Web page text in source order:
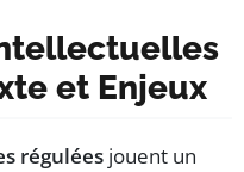
et Enjeux
régulées jouent un